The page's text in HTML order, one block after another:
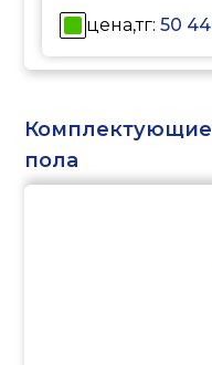
цена,тг:50
Комплектующие
пола